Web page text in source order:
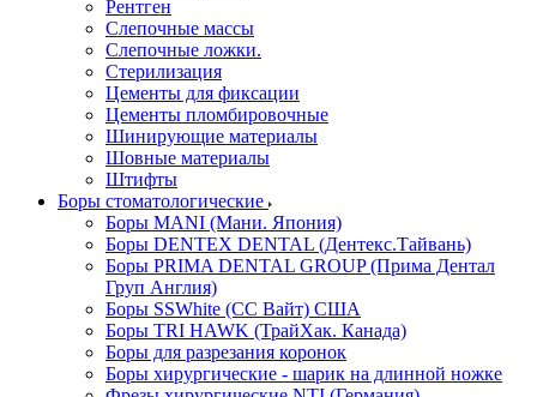
Рентген
Слепочные массы
Слепочные ложки.
Стерилизация
Цементы для фиксации
Цементы пломбировочные
Шинирующие материалы
Шовные материалы
Штифты
Боры стоматологические
Боры MANI (Мани. Япония)
Боры DENTEX DENTAL (Дентекс.Тайвань)
Боры PRIMA DENTAL GROUP (Прима Дентал
Груп Англия)
Боры SSWhite (СС Вайт) США
Боры TRI HAWK (ТрайХак. Канада)
Боры для разрезания коронок
Боры хирургические - шарик на длинной ножке